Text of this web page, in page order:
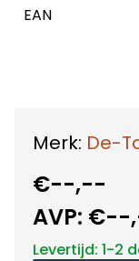
EAN
Merk: De-
€--,--
AVP: €--
Levertijd: 1-2